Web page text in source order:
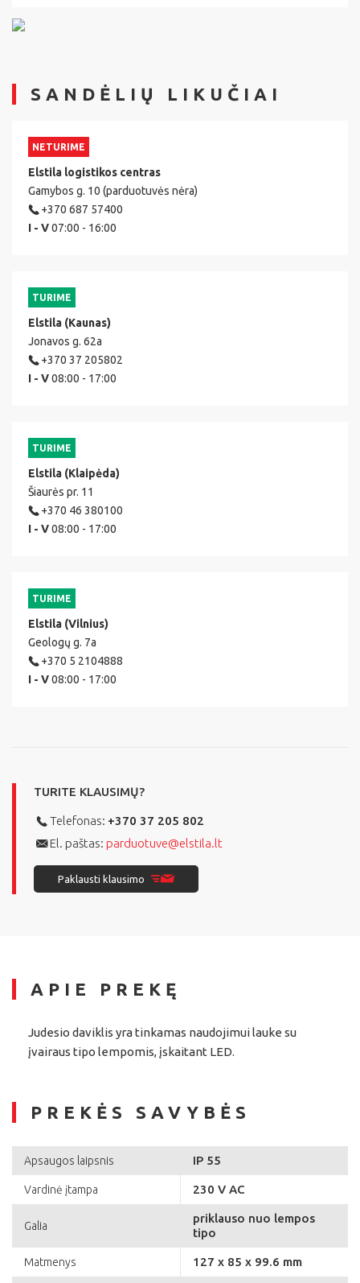
SANDĖLIŲ LIKUČIAI
NETURIME
Elstila logistikos centras
Gamybos g. 10 (parduotuvės nėra)
+370 687 57400
I - V07:00 - 16:00
TURIME
Elstila (Kaunas)
Jonavos g. 62a
+370 37 205802
I - V08:00 - 17:00
TURIME
Elstila (Klaipėda)
Šiaurės pr. 11
+370 46 380100
I - V08:00 - 17:00
TURIME
Elstila (Vilnius)
Geologų g. 7a
+370 5 2104888
I - V08:00 - 17:00
TURITE KLAUSIMŲ?
Telefonas: +370 37 205 802
El. paštas: parduotuve@elstila.lt
Paklausti klausimo
APIE PREKĘ
Judesio daviklis yra tinkamas naudojimui lauke su
įvairaus tipo lempomis, įskaitant LED.
PREKĖS SAVYBĖS
Apsaugos laipsnis IP 55
Vardinė įtampa 230 V AC
Galia
priklauso nuo lempos
tipo
Matmenys 127 x 85 x 99.6 mm